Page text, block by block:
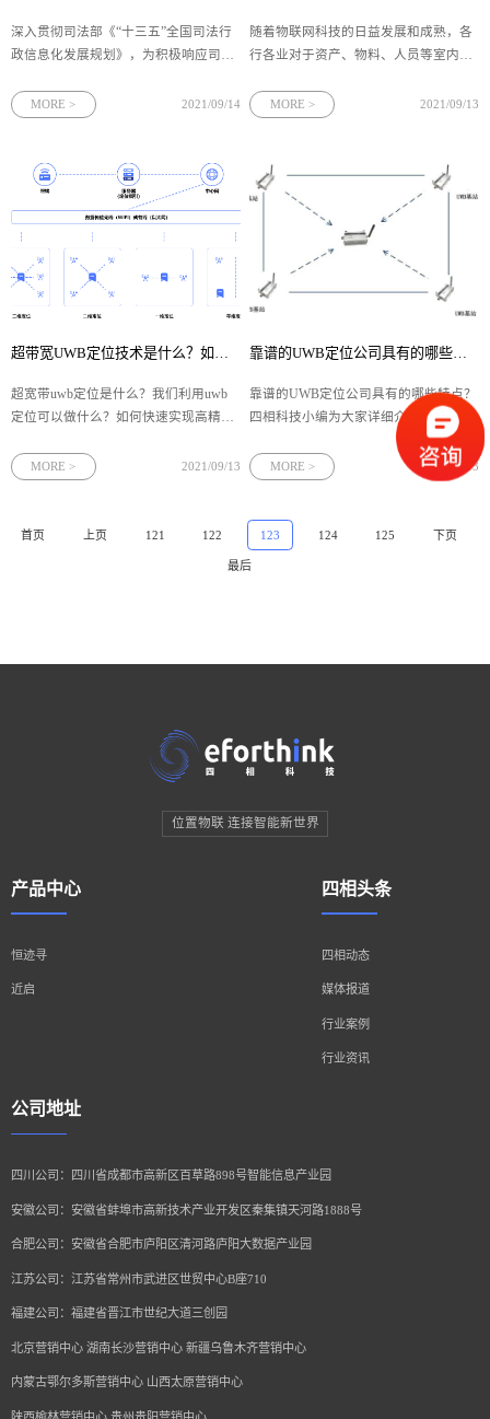
深入贯彻司法部《“十三五”全国司法行
政信息化发展规划》，为积极响应司法
施意见》的政策号召，为帮助提升信息
MORE > 2021/09/14
随着物联网科技的日益发展和成熟，各
行各业对于资产、物料、人员等室内定
技术作为近年来新兴发展的室内定位技
度、高动态、高容量、低功耗等优点。
MORE > 2021/09/13
超宽带uwb定位是什么？我们利用uwb
定位可以做什么？如何快速实现高精度
问，四相科技为您解答uwb定位技术是
MORE > 2021/09/13
靠谱的UWB定位公司具有的哪些特点？
四相科技小编为大家详细介绍一下。
MORE > 2021/09/13
首页 上页 121 122 123 124 125 下页
最后
位置物联 连接智能新世界
产品中心
恒迹寻
近启
四相头条
四相动态
媒体报道
行业案例
行业资讯
公司地址
四川公司：四川省成都市高新区百草路898号智能信息产业园
安徽公司：安徽省蚌埠市高新技术产业开发区秦集镇天河路1888号
合肥公司：安徽省合肥市庐阳区清河路庐阳大数据产业园
江苏公司：江苏省常州市武进区世贸中心B座710
福建公司：福建省晋江市世纪大道三创园
北京营销中心 湖南长沙营销中心 新疆乌鲁木齐营销中心
内蒙古鄂尔多斯营销中心 山西太原营销中心